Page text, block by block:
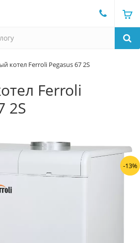
котел Ferroli Pegasus 67 2S
Ferroli
2S
-13%